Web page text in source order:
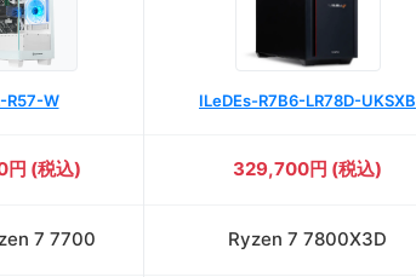
R57-W ILeDEs-R7B6-LR78D-UKSXB
(税込) 329,700円 (税込)
7 7700 Ryzen 7 7800X3D